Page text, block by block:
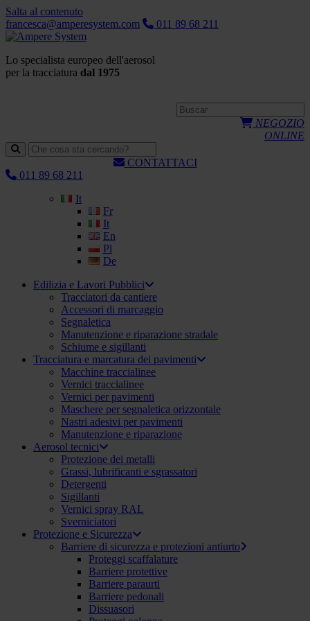
Salta al contenuto
francesca@amperesystem.com
011 89 68 211
Lo specialista europeo dell'aerosol
per la tracciatura dal 1975
NEGOZIO
ONLINE
CONTATTACI
011 89 68 211
It
Fr
It
En
Pl
De
Edilizia e Lavori Pubblici
Tracciatori da cantiere
Accessori di marcaggio
Segnaletica
Manutenzione e riparazione stradale
Schiume e sigillanti
Tracciatura e marcatura dei pavimenti
Macchine traccialinee
Vernici traccialinee
Vernici per pavimenti
Maschere per segnaletica orizzontale
Nastri adesivi per pavimenti
Manutenzione e riparazione
Aerosol tecnici
Protezione dei metalli
Grassi, lubrificanti e sgrassatori
Detergenti
Sigillanti
Vernici spray RAL
Sverniciatori
Protezione e Sicurezza
Barriere di sicurezza e protezioni antiurto
Proteggi scaffalature
Barriere protettive
Barriere paraurti
Barriere pedonali
Dissuasori